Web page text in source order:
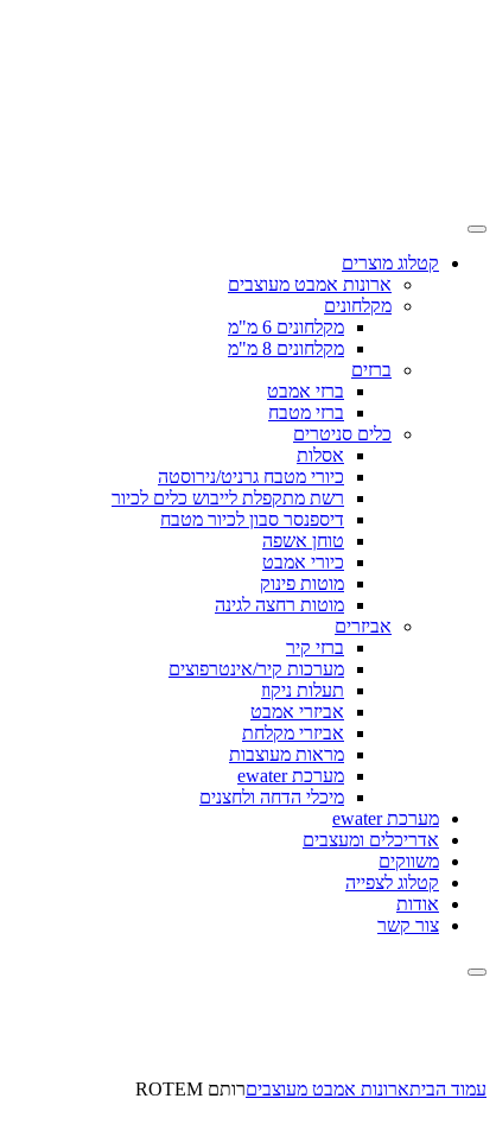
קטלוג מוצרים
ארונות אמבט מעוצבים
מקלחונים
מקלחונים 6 מ"מ
מקלחונים 8 מ"מ
ברזים
ברזי אמבט
ברזי מטבח
כלים סניטרים
אסלות
כיורי מטבח גרניט/נירוסטה
רשת מתקפלת לייבוש כלים לכיור
דיספנסר סבון לכיור מטבח
טוחן אשפה
כיורי אמבט
מוטות פינוק
מוטות רחצה לגינה
אביזרים
ברזי קיר
מערכות קיר/אינטרפוצים
תעלות ניקוז
אביזרי אמבט
אביזרי מקלחת
מראות מעוצבות
מערכת ewater
מיכלי הדחה ולחצנים
מערכת ewater
אדריכלים ומעצבים
משווקים
קטלוג לצפייה
אודות
צור קשר
עמוד הביתארונות אמבט מעוצביםרותם ROTEM